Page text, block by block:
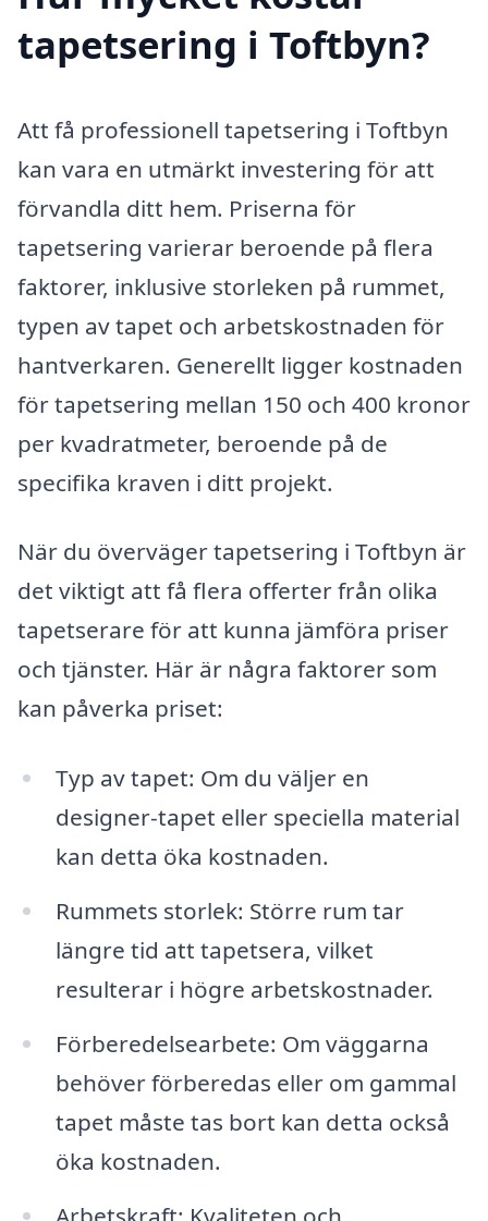
tapetsering i Toftbyn?
Att få professionell tapetsering i Toftbyn
kan vara en utmärkt investering för att
förvandla ditt hem. Priserna för
tapetsering varierar beroende på flera
faktorer, inklusive storleken på rummet,
typen av tapet och arbetskostnaden för
hantverkaren. Generellt ligger kostnaden
för tapetsering mellan 150 och 400 kronor
per kvadratmeter, beroende på de
specifika kraven i ditt projekt.
När du överväger tapetsering i Toftbyn är
det viktigt att få flera offerter från olika
tapetserare för att kunna jämföra priser
och tjänster. Här är några faktorer som
kan påverka priset:
Typ av tapet: Om du väljer en
designer-tapet eller speciella material
kan detta öka kostnaden.
Rummets storlek: Större rum tar
längre tid att tapetsera, vilket
resulterar i högre arbetskostnader.
Förberedelsearbete: Om väggarna
behöver förberedas eller om gammal
tapet måste tas bort kan detta också
öka kostnaden.